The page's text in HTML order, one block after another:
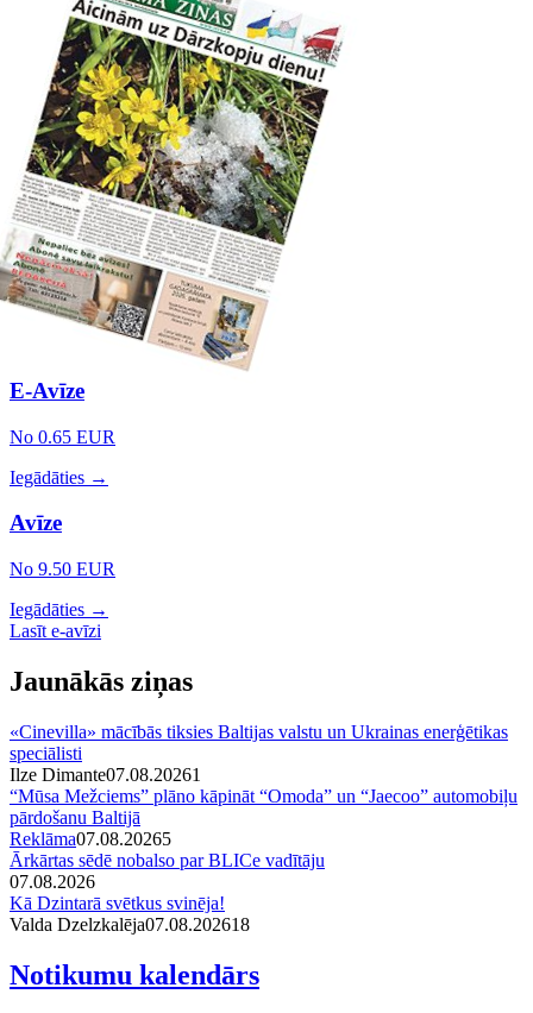
E-Avīze
No 0.65 EUR
Iegādāties →
Avīze
No 9.50 EUR
Iegādāties →
Lasīt e-avīzi
Jaunākās ziņas
«Cinevilla» mācībās tiksies Baltijas valstu un Ukrainas enerģētikas
speciālisti
Ilze Dimante07.08.20261
“Mūsa Mežciems” plāno kāpināt “Omoda” un “Jaecoo” automobiļu
pārdošanu Baltijā
Reklāma07.08.20265
Ārkārtas sēdē nobalso par BLICe vadītāju
07.08.2026
Kā Dzintarā svētkus svinēja!
Valda Dzelzkalēja07.08.202618
Notikumu kalendārs